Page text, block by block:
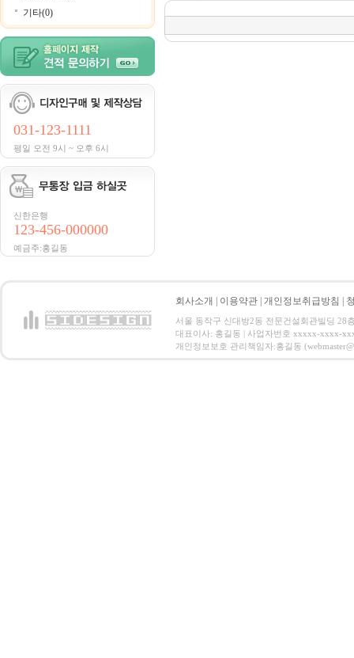
기타(0)
031-123-1111
평일 오전 9시 ~ 오후 6시
신한은행
123-456-000000
예금주:홍길동
회사소개 이용약관 개인정보취급방침
서울 동작구 신대방2동 전문건설회관빌딩 28
대표이사: 홍길동 | 사업자번호 xxxxx-xxxx-
개인정보보호 관리책임자:홍길동